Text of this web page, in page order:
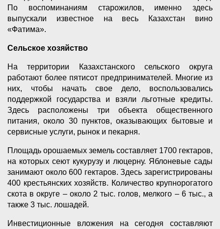
По воспоминаниям старожилов, именно здесь
выпускали известное на весь Казахстан вино
«Фатима».
Сельское хозяйство
На территории Казахстанского сельского округа
работают более пятисот предпринимателей. Многие из
них, чтобы начать свое дело, воспользовались
поддержкой государства и взяли льготные кредиты.
Здесь расположены три объекта общественного
питания, около 30 пунктов, оказывающих бытовые и
сервисные услуги, рынок и пекарня.
Площадь орошаемых земель составляет 1700 гектаров,
на которых сеют кукурузу и люцерну. Яблоневые сады
занимают около 600 гектаров. Здесь зарегистрированы
400 крестьянских хозяйств. Количество крупнорогатого
скота в округе – около 2 тыс. голов, мелкого – 6 тыс., а
также 3 тыс. лошадей.
Инвестиционные вложения на сегодня составляют